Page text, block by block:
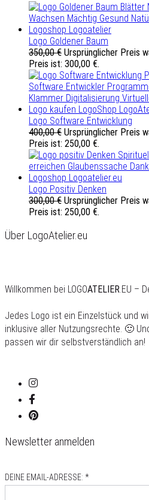
Logo Goldener Baum
350,00€ Ursprünglicher Preis
Preis ist: 300,00 €.
Logo Software Entwicklung
400,00€ Ursprünglicher Preis
Preis ist: 250,00 €.
Logo Positiv Denken
300,00€ Ursprünglicher Preis
Preis ist: 250,00 €.
Über LogoAtelier.eu
Willkommen bei LOGOATELIER.EU –
Jedes Logo ist ein Einzelstück und
inklusive aller Nutzungsrechte. 🙂
passen wir dir selbstverständlich an!
Newsletter anmelden
DEINE EMAIL-ADRESSE: *